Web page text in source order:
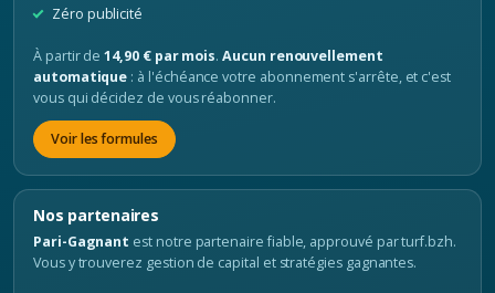
Zéro publicité
À partir de14,90 € par mois.Aucun renouvellement
automatique : à l'échéance votre abonnement s'arrête, et c'est
vous qui décidez de vous réabonner.
Voir les formules
Nos partenaires
Pari-Gagnant est notre partenaire fiable, approuvé par turf.bzh.
Vous y trouverez gestion de capital et stratégies gagnantes.